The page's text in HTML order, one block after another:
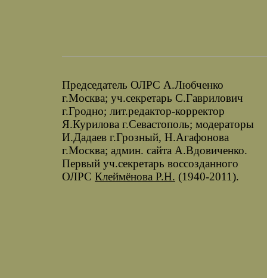
Председатель ОЛРС А.Любченко
г.Москва; уч.секретарь С.Гаврилович
г.Гродно; лит.редактор-корректор
Я.Курилова г.Севастополь; модераторы
И.Дадаев г.Грозный, Н.Агафонова
г.Москва; админ. сайта А.Вдовиченко.
Первый уч.секретарь воссозданного
ОЛРС Клеймёнова Р.Н. (1940-2011).